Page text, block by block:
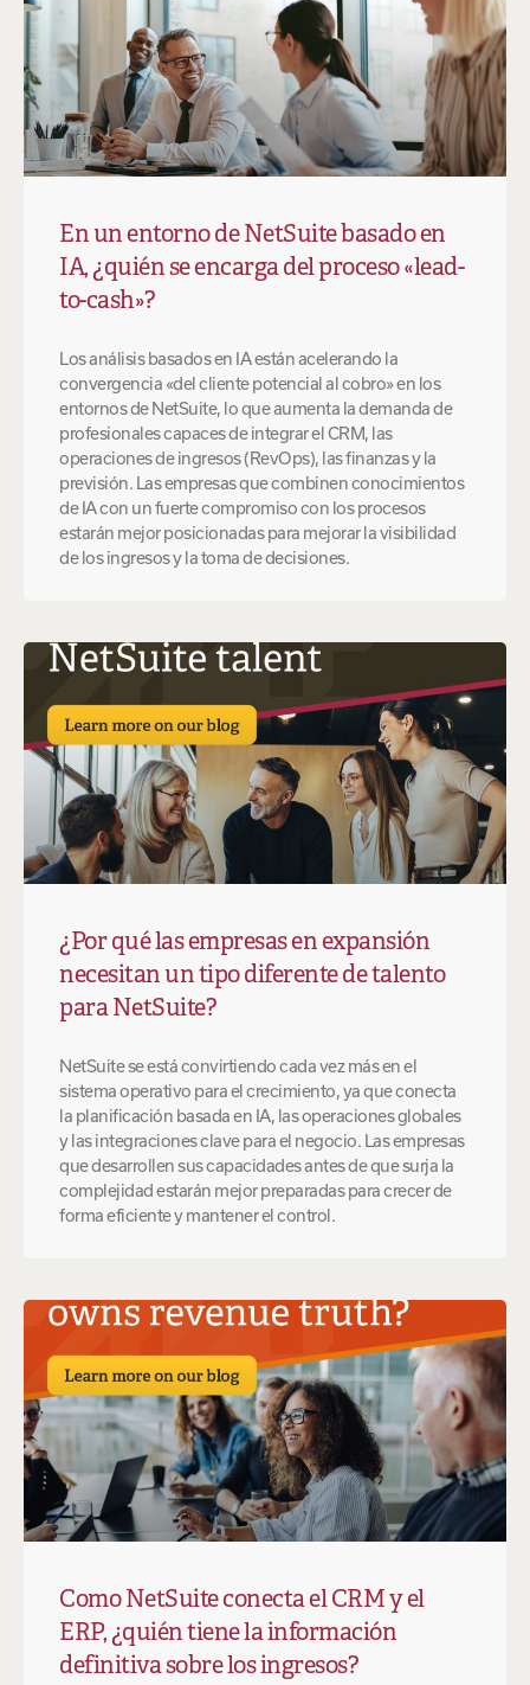
En un entorno de NetSuite basado en
IA, ¿quién se encarga del proceso «lead-
to-cash»?
Los análisis basados en IA están acelerando la
convergencia «del cliente potencial al cobro» en los
entornos de NetSuite, lo que aumenta la demanda de
profesionales capaces de integrar el CRM, las
operaciones de ingresos (RevOps), las finanzas y la
previsión. Las empresas que combinen conocimientos
de IA con un fuerte compromiso con los procesos
estarán mejor posicionadas para mejorar la visibilidad
de los ingresos y la toma de decisiones.
¿Por qué las empresas en expansión
necesitan un tipo diferente de talento
para NetSuite?
NetSuite se está convirtiendo cada vez más en el
sistema operativo para el crecimiento, ya que conecta
la planificación basada en IA, las operaciones globales
y las integraciones clave para el negocio. Las empresas
que desarrollen sus capacidades antes de que surja la
complejidad estarán mejor preparadas para crecer de
forma eficiente y mantener el control.
Como NetSuite conecta el CRM y el
ERP, ¿quién tiene la información
definitiva sobre los ingresos?